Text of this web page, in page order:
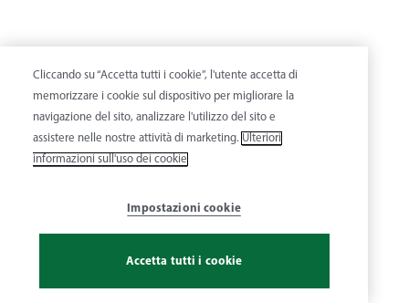
Cliccando su “Accetta tutti i cookie”, l'utente accetta di
memorizzare i cookie sul dispositivo per migliorare la
navigazione del sito, analizzare l'utilizzo del sito e
assistere nelle nostre attività di marketing. Ulteriori
informazioni sull'uso dei cookie
Impostazioni cookie
Accetta tutti i cookie